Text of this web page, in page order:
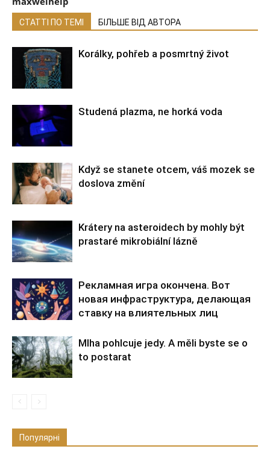
СТАТТІ ПО ТЕМІ БІЛЬШЕ ВІД АВТОРА
Korálky, pohřeb a posmrtný život
Studená plazma, ne horká voda
Když se stanete otcem, váš mozek se
doslova změní
Krátery na asteroidech by mohly být
prastaré mikrobiální lázně
Рекламная игра окончена. Вот
новая инфраструктура, делающая
ставку на влиятельных лиц
Mlha pohlcuje jedy. A měli byste se o
to postarat
Популярні